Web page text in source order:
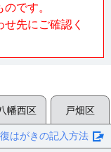
です。
先にご確認く
幡西区 戸畑区
はがきの記入方法